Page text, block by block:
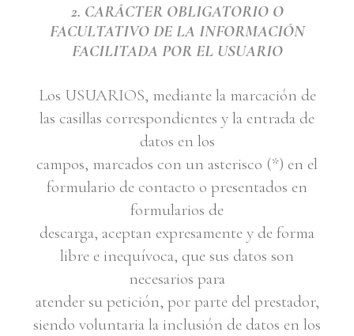
2. CARÁCTER OBLIGATORIO O
FACULTATIVO DE LA INFORMACIÓN
FACILITADA POR EL USUARIO
Los USUARIOS, mediante la marcación de
las casillas correspondientes y la entrada de
datos en los
campos, marcados con un asterisco (*) en el
formulario de contacto o presentados en
formularios de
descarga, aceptan expresamente y de forma
libre e inequívoca, que sus datos son
necesarios para
atender su petición, por parte del prestador,
siendo voluntaria la inclusión de datos en los